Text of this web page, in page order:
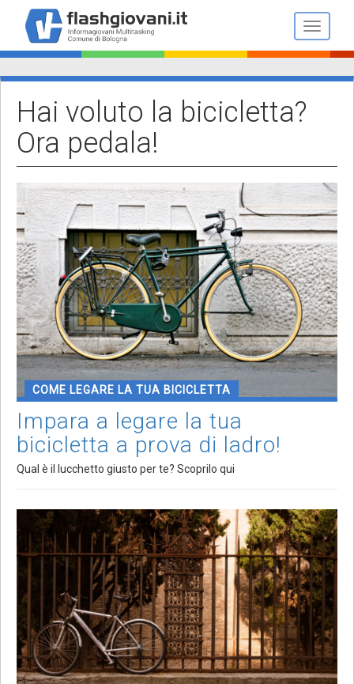
contenuto
principale
Toggle
Hai voluto la bicicletta?
Ora pedala!
COME LEGARE LA TUA BICICLETTA
Impara a legare la tua
bicicletta a prova di ladro!
Qual è il lucchetto giusto per te? Scoprilo qui